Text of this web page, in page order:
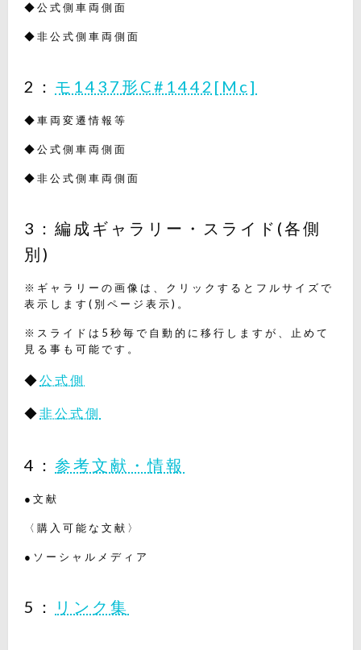
◆公式側車両側面
◆非公式側車両側面
2： モ1437形C#1442[Mc]
◆車両変遷情報等
◆公式側車両側面
◆非公式側車両側面
3：編成ギャラリー・スライド(各側
別)
※ギャラリーの画像は、クリックするとフルサイズで
表示します(別ページ表示)。
※スライドは5秒毎で自動的に移行しますが、止めて
見る事も可能です。
◆公式側
◆非公式側
4： 参考文献・情報
●文献
〈購入可能な文献〉
●ソーシャルメディア
5： リンク集